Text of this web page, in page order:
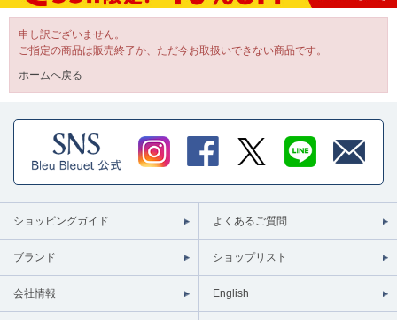
申し訳ございません。
ご指定の商品は販売終了か、ただ今お取扱いできない商品です。
ホームへ戻る
ショッピングガイド よくあるご質問
ブランド ショップリスト
会社情報 English